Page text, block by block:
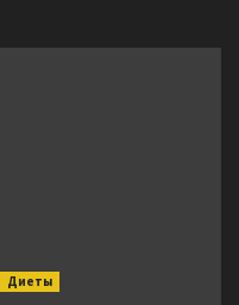
Диеты